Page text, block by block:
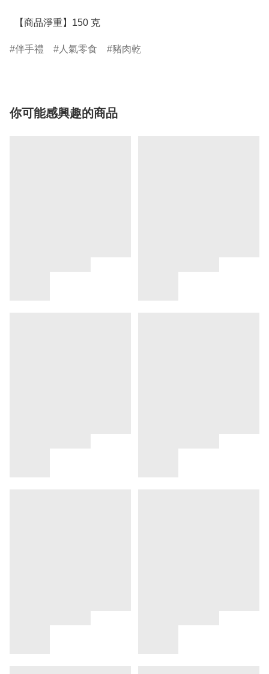
  【商品淨重】150 克
伴手禮 人氣零食 豬肉乾
你可能感興趣的商品